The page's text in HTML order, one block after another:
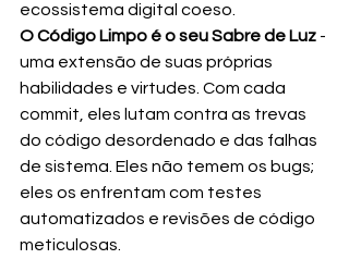
ecossistema digital coeso.
O Código Limpo é o seu Sabre de Luz -
uma extensão de suas próprias
habilidades e virtudes. Com cada
commit, eles lutam contra as trevas
do código desordenado e das falhas
de sistema. Eles não temem os bugs;
eles os enfrentam com testes
automatizados e revisões de código
meticulosas.